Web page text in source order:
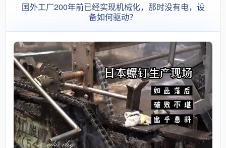
国外工厂200年前已经实现机械化，那时没有电，设
备如何驱动？